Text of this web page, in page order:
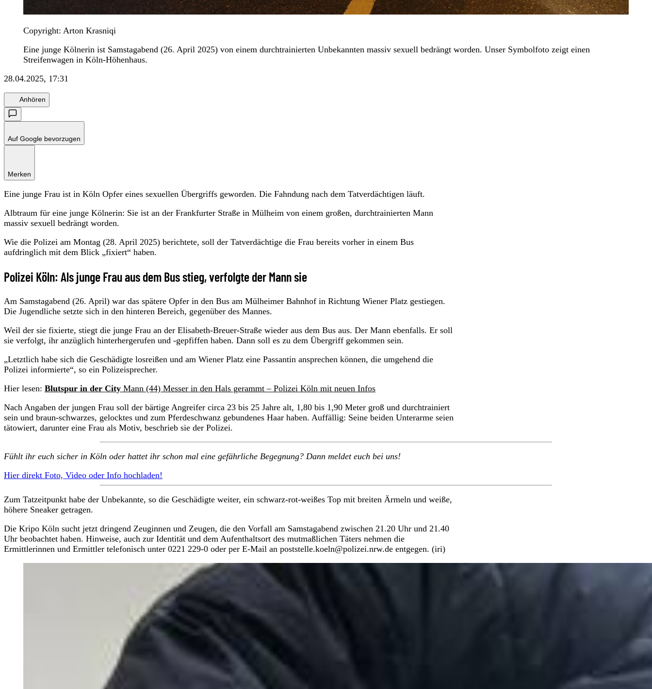
Copyright: Arton Krasniqi
Eine junge Kölnerin ist Samstagabend (26. April 2025) von einem durchtrainierten Unbekannten massiv sexuell bedrängt worden. Unser Symbolfoto zeigt einen
Streifenwagen in Köln-Höhenhaus.
28.04.2025, 17:31
Anhören
Auf Google bevorzugen
Merken
Eine junge Frau ist in Köln Opfer eines sexuellen Übergriffs geworden. Die Fahndung nach dem Tatverdächtigen läuft.
Albtraum für eine junge Kölnerin: Sie ist an der Frankfurter Straße in Mülheim von einem großen, durchtrainierten Mann
massiv sexuell bedrängt worden.
Wie die Polizei am Montag (28. April 2025) berichtete, soll der Tatverdächtige die Frau bereits vorher in einem Bus
aufdringlich mit dem Blick „fixiert“ haben.
Polizei Köln: Als junge Frau aus dem Bus stieg, verfolgte der Mann sie
Am Samstagabend (26. April) war das spätere Opfer in den Bus am Mülheimer Bahnhof in Richtung Wiener Platz gestiegen.
Die Jugendliche setzte sich in den hinteren Bereich, gegenüber des Mannes.
Weil der sie fixierte, stiegt die junge Frau an der Elisabeth-Breuer-Straße wieder aus dem Bus aus. Der Mann ebenfalls. Er soll
sie verfolgt, ihr anzüglich hinterhergerufen und -gepfiffen haben. Dann soll es zu dem Übergriff gekommen sein.
„Letztlich habe sich die Geschädigte losreißen und am Wiener Platz eine Passantin ansprechen können, die umgehend die
Polizei informierte“, so ein Polizeisprecher.
Hier lesen: Blutspur in der City Mann (44) Messer in den Hals gerammt – Polizei Köln mit neuen Infos
Nach Angaben der jungen Frau soll der bärtige Angreifer circa 23 bis 25 Jahre alt, 1,80 bis 1,90 Meter groß und durchtrainiert
sein und braun-schwarzes, gelocktes und zum Pferdeschwanz gebundenes Haar haben. Auffällig: Seine beiden Unterarme seien
tätowiert, darunter eine Frau als Motiv, beschrieb sie der Polizei.
Fühlt ihr euch sicher in Köln oder hattet ihr schon mal eine gefährliche Begegnung? Dann meldet euch bei uns!
Hier direkt Foto, Video oder Info hochladen!
Zum Tatzeitpunkt habe der Unbekannte, so die Geschädigte weiter, ein schwarz-rot-weißes Top mit breiten Ärmeln und weiße,
höhere Sneaker getragen.
Die Kripo Köln sucht jetzt dringend Zeuginnen und Zeugen, die den Vorfall am Samstagabend zwischen 21.20 Uhr und 21.40
Uhr beobachtet haben. Hinweise, auch zur Identität und dem Aufenthaltsort des mutmaßlichen Täters nehmen die
Ermittlerinnen und Ermittler telefonisch unter 0221 229-0 oder per E-Mail an poststelle.koeln@polizei.nrw.de entgegen. (iri)